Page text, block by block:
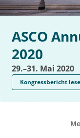
ASCO
2020
29.–31. Mai 2020
Kongressbericht